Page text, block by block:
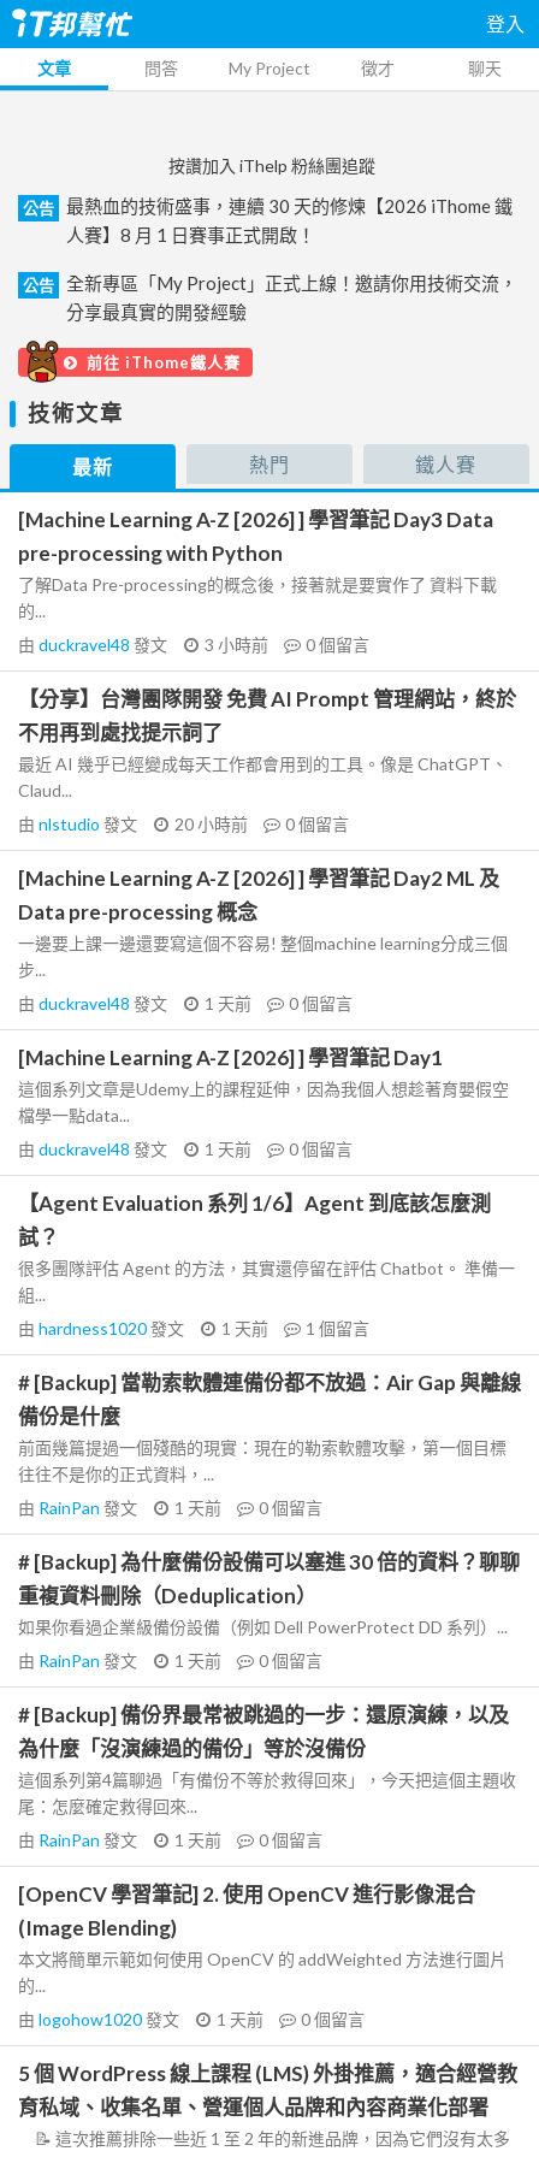
登入
文章 問答 My Project 徵才 聊天
按讚加入 iThelp 粉絲團追蹤
公告
最熱血的技術盛事，連續 30 天的修煉【2026 iThome 鐵
人賽】8 月 1 日賽事正式開啟！
公告
全新專區「My Project」正式上線！邀請你用技術交流，
分享最真實的開發經驗
前往 iThome鐵人賽
技術文章
最新 熱門 鐵人賽
[Machine Learning A-Z [2026] ] 學習筆記 Day3 Data
pre-processing with Python
了解Data Pre-processing的概念後，接著就是要實作了 資料下載
的...
由 duckravel48 發文 3 小時前 0個留言
【分享】台灣團隊開發 免費 AI Prompt 管理網站，終於
不用再到處找提示詞了
最近 AI 幾乎已經變成每天工作都會用到的工具。像是 ChatGPT、
Claud...
由 nlstudio 發文 20 小時前 0個留言
[Machine Learning A-Z [2026] ] 學習筆記 Day2 ML 及
Data pre-processing 概念
一邊要上課一邊還要寫這個不容易! 整個machine learning分成三個
步...
由 duckravel48 發文 1 天前 0個留言
[Machine Learning A-Z [2026] ] 學習筆記 Day1
這個系列文章是Udemy上的課程延伸，因為我個人想趁著育嬰假空
檔學一點data...
由 duckravel48 發文 1 天前 0個留言
【Agent Evaluation 系列 1/6】Agent 到底該怎麼測
試？
很多團隊評估 Agent 的方法，其實還停留在評估 Chatbot。 準備一
組...
由 hardness1020發文 1 天前 1 個留言
# [Backup] 當勒索軟體連備份都不放過：Air Gap 與離線
備份是什麼
前面幾篇提過一個殘酷的現實：現在的勒索軟體攻擊，第一個目標
往往不是你的正式資料，...
由 RainPan 發文 1 天前 0個留言
# [Backup] 為什麼備份設備可以塞進 30 倍的資料？聊聊
重複資料刪除（Deduplication）
如果你看過企業級備份設備（例如 Dell PowerProtect DD 系列）...
由 RainPan 發文 1 天前 0個留言
# [Backup] 備份界最常被跳過的一步：還原演練，以及
為什麼「沒演練過的備份」等於沒備份
這個系列第4篇聊過「有備份不等於救得回來」，今天把這個主題收
尾：怎麼確定救得回來...
由 RainPan 發文 1 天前 0個留言
[OpenCV 學習筆記] 2. 使用 OpenCV 進行影像混合
(Image Blending)
本文將簡單示範如何使用 OpenCV 的 addWeighted 方法進行圖片
的...
由 logohow1020發文 1 天前 0個留言
5 個 WordPress 線上課程 (LMS) 外掛推薦，適合經營教
育私域、收集名單、營運個人品牌和內容商業化部署
📝 這次推薦排除一些近 1 至 2 年的新進品牌，因為它們沒有太多